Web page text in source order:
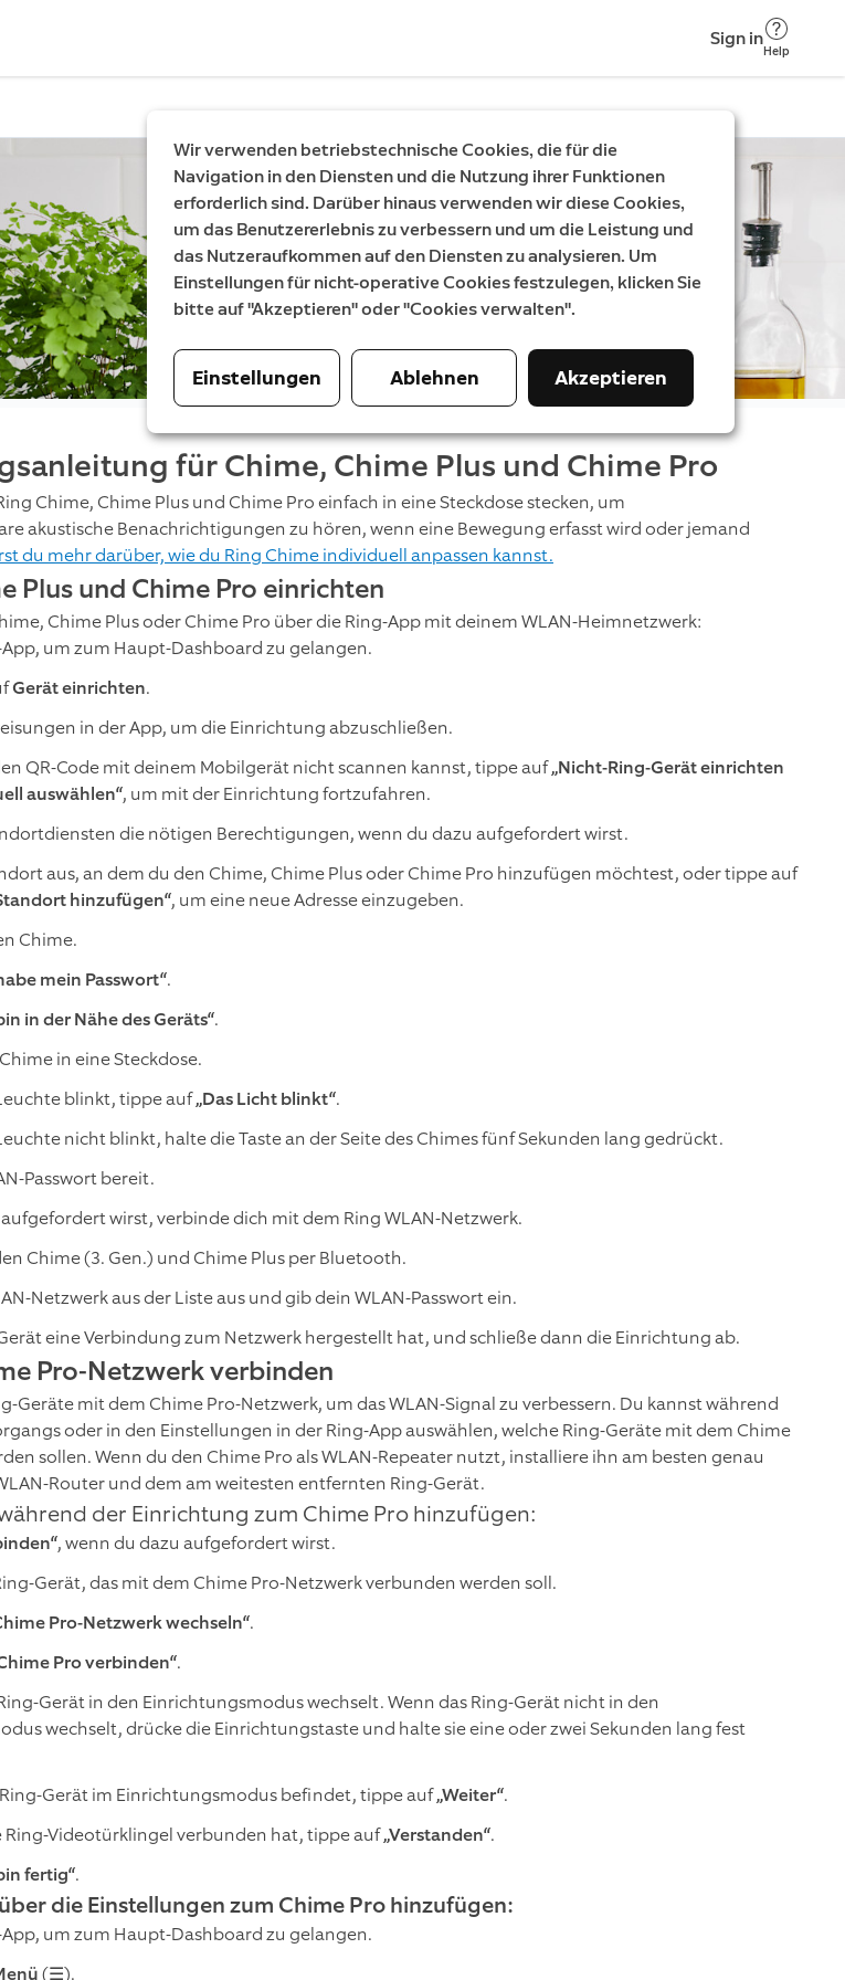
Sign in
Help
für Chime, Chime Plus und Chime Pro
Chime, Chime Plus und Chime Pro einfach in eine Steckdose stecken, um
akustische Benachrichtigungen zu hören, wenn eine Bewegung erfasst wird oder jemand
du mehr darüber, wie du Ring Chime individuell anpassen kannst.
Plus und Chime Pro einrichten
Chime Plus oder Chime Pro über die Ring-App mit deinem WLAN-Heimnetzwerk:
um zum Haupt-Dashboard zu gelangen.
Gerät einrichten.
in der App, um die Einrichtung abzuschließen.
QR-Code mit deinem Mobilgerät nicht scannen kannst, tippe auf„Nicht-Ring-Gerät einrichten
auswählen“, um mit der Einrichtung fortzufahren.
die nötigen Berechtigungen, wenn du dazu aufgefordert wirst.
aus, an dem du den Chime, Chime Plus oder Chime Pro hinzufügen möchtest, oder tippe auf
hinzufügen“, um eine neue Adresse einzugeben.
Chime.
mein Passwort“.
in der Nähe des Geräts“.
in eine Steckdose.
blinkt, tippe auf„Das Licht blinkt“.
nicht blinkt, halte die Taste an der Seite des Chimes fünf Sekunden lang gedrückt.
Passwort bereit.
wirst, verbinde dich mit dem Ring WLAN-Netzwerk.
Chime (3. Gen.) und Chime Plus per Bluetooth.
Netzwerk aus der Liste aus und gib dein WLAN-Passwort ein.
eine Verbindung zum Netzwerk hergestellt hat, und schließe dann die Einrichtung ab.
Pro-Netzwerk verbinden
Geräte mit dem Chime Pro-Netzwerk, um das WLAN-Signal zu verbessern. Du kannst während
oder in den Einstellungen in der Ring-App auswählen, welche Ring-Geräte mit dem Chime
sollen. Wenn du den Chime Pro als WLAN-Repeater nutzt, installiere ihn am besten genau
Router und dem am weitesten entfernten Ring-Gerät.
der Einrichtung zum Chime Pro hinzufügen:
, wenn du dazu aufgefordert wirst.
Gerät, das mit dem Chime Pro-Netzwerk verbunden werden soll.
Pro-Netzwerk wechseln“.
Pro verbinden“.
Gerät in den Einrichtungsmodus wechselt. Wenn das Ring-Gerät nicht in den
wechselt, drücke die Einrichtungstaste und halte sie eine oder zwei Sekunden lang fest
Gerät im Einrichtungsmodus befindet, tippe auf„Weiter“.
Ring-Videotürklingel verbunden hat, tippe auf„Verstanden“.
fertig“.
die Einstellungen zum Chime Pro hinzufügen:
um zum Haupt-Dashboard zu gelangen.
(☰).
Wir verwenden betriebstechnische Cookies, die für die
Navigation in den Diensten und die Nutzung ihrer Funktionen
erforderlich sind. Darüber hinaus verwenden wir diese Cookies,
um das Benutzererlebnis zu verbessern und um die Leistung und
das Nutzeraufkommen auf den Diensten zu analysieren. Um
Einstellungen für nicht-operative Cookies festzulegen, klicken Sie
bitte auf "Akzeptieren" oder "Cookies verwalten".
Einstellungen Ablehnen Akzeptieren